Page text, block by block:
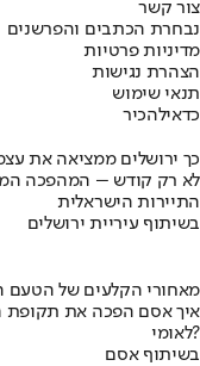
צור קשר
נבחרת הכתבים והפרשנים
מדיניות פרטיות
הצהרת נגישות
תנאי שימוש
כדאילהכיר
כך ירושלים ממציאה את
לא רק קודש – המהפכה
התיירות הישראלית
בשיתוף עיריית ירושלים
מאחורי הקלעים של הטעם
לאומי?
בשיתוף אסם